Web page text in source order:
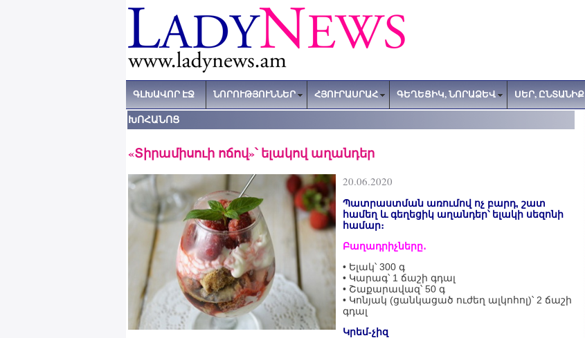
ԳԼԽԱՎՈՐ ԷՋ ՆՈՐՈՒԹՅՈՒՆՆԵՐ ՀՅՈՒՐԱՍՐԱՀ ԳԵՂԵՑԻԿ, ՆՈՐԱՁԵՎ ՍԵՐ, ԸՆՏԱՆԻՔ
ԽՈՀԱՆՈՑ
«Տիրամիսուի ոճով»՝ ելակով աղանդեր
20.06.2020
Պատրաստման առումով ոչ բարդ, շատ
համեղ և գեղեցիկ աղանդեր՝ ելակի սեզոնի
համար։
Բաղադրիչները․
• Ելակ՝ 300 գ
• Կարագ՝ 1 ճաշի գդալ
• Շաքարավազ՝ 50 գ
• Կոնյակ (ցանկացած ուժեղ ալկոհոլ)՝ 2 ճաշի
գդալ
Կրեմ-չիզ